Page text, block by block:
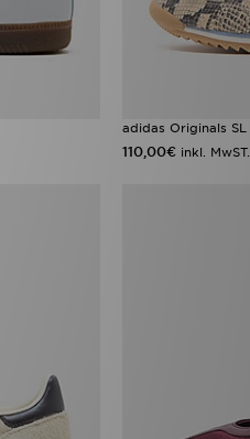
adidas Originals
110,00€ inkl. MwST.